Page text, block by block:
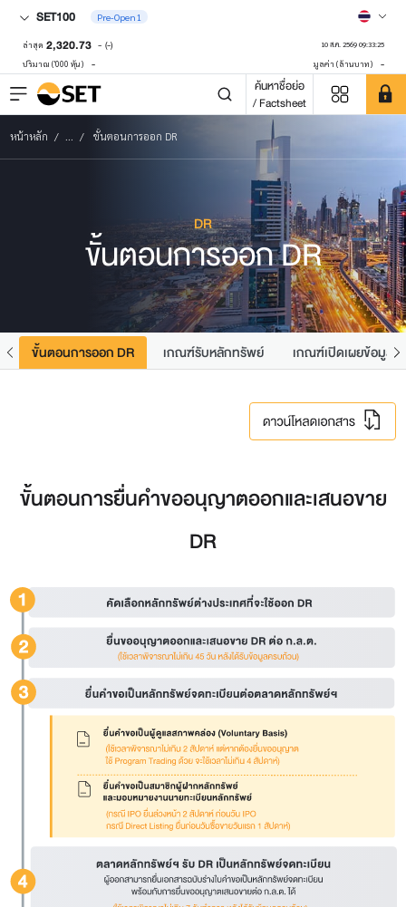
SET100 Pre-Open1
ล่าสุด 2,320.73 - (-) 10 ส.ค. 2569 09:33:25
ปริมาณ ('000 หุ้น) - มูลค่า (ล้านบาท) -
ค้นหาชื่อย่อ
/ Factsheet
หน้าหลัก ... ขั้นตอนการออก DR
DR
ขั้นตอนการออก DR
ขั้นตอนการออก DR เกณฑ์รับหลักทรัพย์ เกณฑ์เปิดเผยข้อมูล
ขั้นตอนการยื่นคำขออนุญาตออกและเสนอขาย
DR